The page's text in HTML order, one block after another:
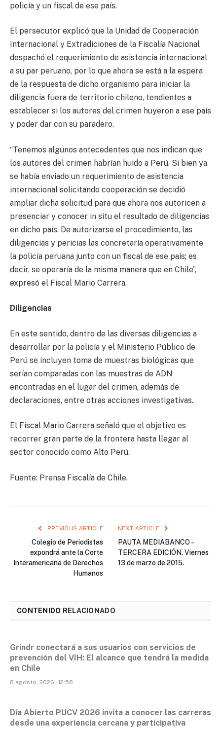
policía y un fiscal de ese país.
El persecutor explicó que la Unidad de Cooperación
Internacional y Extradiciones de la Fiscalía Nacional
despachó el requerimiento de asistencia internacional
a su par peruano, por lo que ahora se está a la espera
de la respuesta de dicho organismo para iniciar la
diligencia fuera de territorio chileno, tendientes a
establecer si los autores del crimen huyeron a ese país
y poder dar con su paradero.
“Tenemos algunos antecedentes que nos indican que
los autores del crimen habrían huido a Perú. Si bien ya
se había enviado un requerimiento de asistencia
internacional solicitando cooperación se decidió
ampliar dicha solicitud para que ahora nos autoricen a
presenciar y conocer in situ el resultado de diligencias
en dicho país. De autorizarse el procedimiento, las
diligencias y pericias las concretaría operativamente
la policía peruana junto con un fiscal de ese país; es
decir, se operaría de la misma manera que en Chile”,
expresó el Fiscal Mario Carrera.
Diligencias
En este sentido, dentro de las diversas diligencias a
desarrollar por la policía y el Ministerio Público de
Perú se incluyen toma de muestras biológicas que
serían comparadas con las muestras de ADN
encontradas en el lugar del crimen, además de
declaraciones, entre otras acciones investigativas.
El Fiscal Mario Carrera señaló que el objetivo es
recorrer gran parte de la frontera hasta llegar al
sector conocido como Alto Perú.
Fuente: Prensa Fiscalía de Chile.
PREVIOUS ARTICLE
Colegio de Periodistas
expondrá ante la Corte
Interamericana de Derechos
Humanos
NEXT ARTICLE
PAUTA MEDIABANCO –
TERCERA EDICIÓN. Viernes
13 de marzo de 2015.
CONTENIDO RELACIONADO
Grindr conectará a sus usuarios con servicios de
prevención del VIH: El alcance que tendrá la medida
en Chile
8 agosto, 2026 - 12:58
Día Abierto PUCV 2026 invita a conocer las carreras
desde una experiencia cercana y participativa